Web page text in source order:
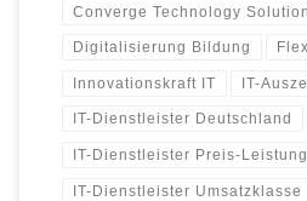
Converge Technology
Digitalisierung Bildung
Innovationskraft IT IT-
IT-Dienstleister Deutschland
IT-Dienstleister Preis-Leistung
IT-Dienstleister Umsatzklasse